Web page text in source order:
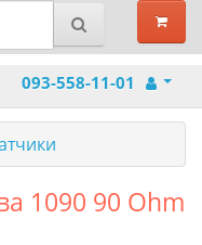
093-558-11-01
1090 90 Ohm